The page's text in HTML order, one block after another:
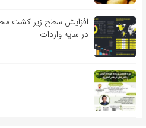
افزایش سطح زیر کشت
در سایه واردات